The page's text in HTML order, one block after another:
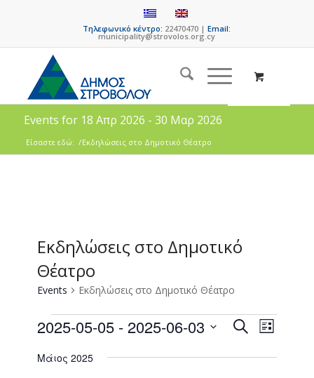
Τηλεφωνικό κέντρο: 22470470 |Email:
municipality@strovolos.org.cy
Events for 18 Απρ 2026 - 30 Μαρ 2026
Είσαστε εδώ: /Εκδηλώσεις στο Δημοτικό Θέατρο
Εκδηλώσεις στο Δημοτικό
Θέατρο
Events Εκδηλώσεις στο Δημοτικό Θέατρο
Events
SearchEvent
Views
List
2025-05-05 - 2025-06-03
date.
Μάιος 2025